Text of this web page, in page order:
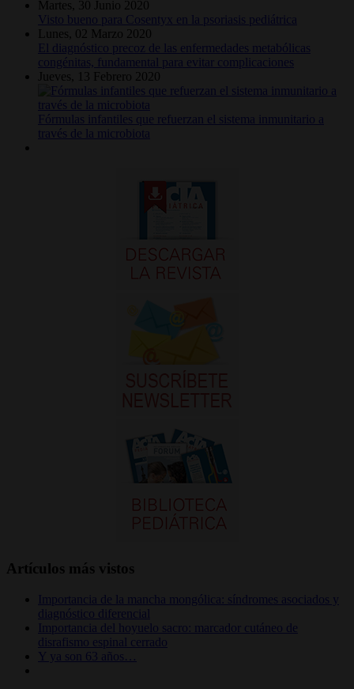
Martes, 30 Junio 2020
Visto bueno para Cosentyx en la psoriasis pediátrica
Lunes, 02 Marzo 2020
El diagnóstico precoz de las enfermedades metabólicas
congénitas, fundamental para evitar complicaciones
Jueves, 13 Febrero 2020
Fórmulas infantiles que refuerzan el sistema inmunitario a
través de la microbiota
Artículos más vistos
Importancia de la mancha mongólica: síndromes asociados y
diagnóstico diferencial
Importancia del hoyuelo sacro: marcador cutáneo de
disrafismo espinal cerrado
Y ya son 63 años…